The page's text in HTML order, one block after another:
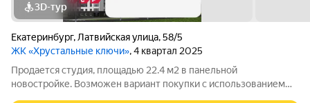
3D-тур
Екатеринбург, Латвийская улица,58/5
ЖК «Хрустальные ключи», 4 квартал 2025
Продается студия, площадью 22.4 м2 в панельной
новостройке. Возможен вариант покупки с использованием